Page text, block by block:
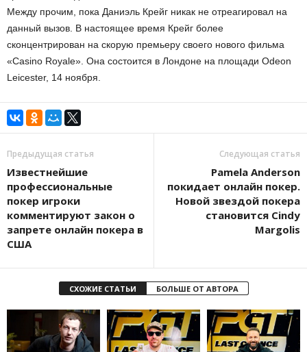
Между прочим, пока Даниэль Крейг никак не отреагировал на
данный вызов. В настоящее время Крейг более
сконцентрирован на скорую премьеру своего нового фильма
«Casino Royale». Она состоится в Лондоне на площади Odeon
Leicester, 14 ноября.
Предыдущая статья
Известнейшие
профессиональные
покер игроки
комментируют закон о
запрете онлайн покера в
США
Следующая статья
Pamela Anderson
покидает онлайн покер.
Новой звездой покера
становится Cindy
Margolis
СХОЖИЕ СТАТЬИ БОЛЬШЕ ОТ АВТОРА